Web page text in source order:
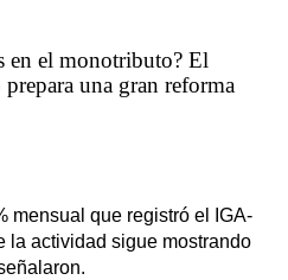
en el monotributo? El
una gran reforma
mensual que registró el IGA-
la actividad sigue mostrando